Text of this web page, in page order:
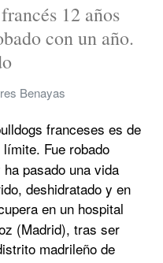
12 años
con un año.
Benayas
franceses es de
Fue robado
pasado una vida
deshidratado y en
en un hospital
(Madrid), tras ser
madrileño de